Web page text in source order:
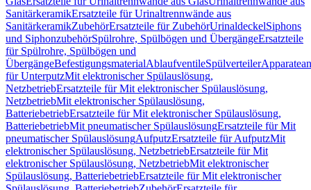
SanitärkeramikErsatzteile für Urinaltrennwände aus
SanitärkeramikZubehörErsatzteile für ZubehörUrinaldeckelSiphons
und SiphonzubehörSpülrohre, Spülbögen und ÜbergängeErsatzteile
für Spülrohre, Spülbögen und
ÜbergängeBefestigungsmaterialAblaufventileSpülverteiler
für UnterputzMit elektronischer Spülauslösung,
NetzbetriebErsatzteile für Mit elektronischer Spülauslösung,
NetzbetriebMit elektronischer Spülauslösung,
BatteriebetriebErsatzteile für Mit elektronischer Spülauslösung,
BatteriebetriebMit pneumatischer SpülauslösungErsatzteile für Mit
pneumatischer SpülauslösungAufputzErsatzteile für AufputzMit
elektronischer Spülauslösung, NetzbetriebErsatzteile für Mit
elektronischer Spülauslösung, NetzbetriebMit elektronischer
Spülauslösung, BatteriebetriebErsatzteile für Mit elektronischer